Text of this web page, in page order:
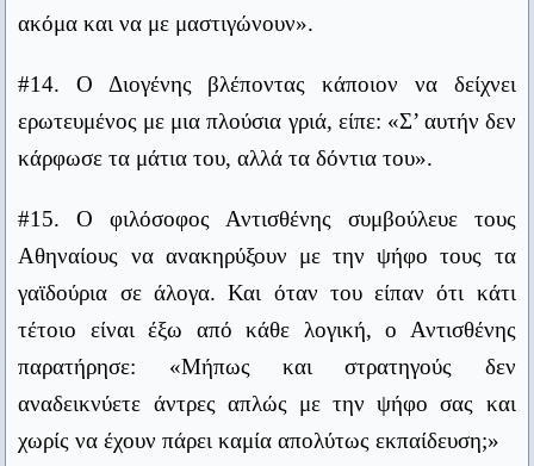
Βίκτωρ Ουγκώ
Μάθε τον να πιάνει ψάρια και θα είναι χορτασμένος σε όλη
του τη ζωή.
Μαϊμωνίδης
λέξεις δια να τις προφέρει κανείς , ωστόσο χρειάζεται να
σκεφθεί πολύ προηγουμένως.
Πυθαγόρας
Οι ευφυείς άνθρωποι λύνουν τα προβλήματα. Οι ιδιοφυΐες τα
προλαμβάνουν.
Άλμπερτ Αϊνστάιν
Να μη αναβάλλετε για αύριο ό,τι μπορείτε να πράξετε σήμερα.
«Καθόλου παράδοξο. Ποτέ του δεν έμαθε να λέει
#19. Σε κάποιον που έλεγε ότι η ζωή είναι άσχημη,
ο Διογένης ο Κυνικός είπε:
#20. Ρώτησαν τον φιλόσοφο Στίλπωνα, αν υπάρχει
κάτι πιο ψυχρό από ένα άγαλμα.
«Ναι» είπε, «ένας αναίσθητος άνθρωπος».
#21. Ένα φίδι τυλίχθηκε γύρω από το κλειδί μιας
ακόμα και να με μαστιγώνουν».
#14. Ο Διογένης βλέποντας κάποιον να δείχνει
ερωτευμένος με μια πλούσια γριά, είπε: «Σ’ αυτήν δεν
κάρφωσε τα μάτια του, αλλά τα δόντια του».
#15. Ο φιλόσοφος Αντισθένης συμβούλευε τους
Αθηναίους να ανακηρύξουν με την ψήφο τους τα
γαϊδούρια σε άλογα. Και όταν του είπαν ότι κάτι
τέτοιο είναι έξω από κάθε λογική, ο Αντισθένης
παρατήρησε: «Μήπως και στρατηγούς δεν
αναδεικνύετε άντρες απλώς με την ψήφο σας και
χωρίς να έχουν πάρει καμία απολύτως εκπαίδευση;»